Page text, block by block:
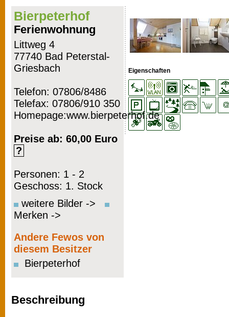
Bierpeterhof
Ferienwohnung
Littweg 4
77740 Bad Peterstal-
Griesbach
Telefon: 07806/8486
Telefax: 07806/910 350
Homepage:www.bierpeterhof.de
Preise ab: 60,00 Euro
?
Personen: 1 - 2
Geschoss: 1. Stock
weitere Bilder ->
Merken ->
Andere Fewos von
diesem Besitzer
Bierpeterhof
Eigenschaften
Beschreibung